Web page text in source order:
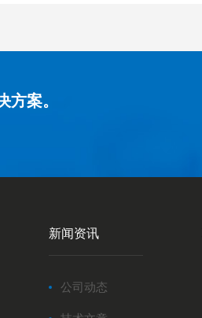
案。
新闻资讯
公司动态